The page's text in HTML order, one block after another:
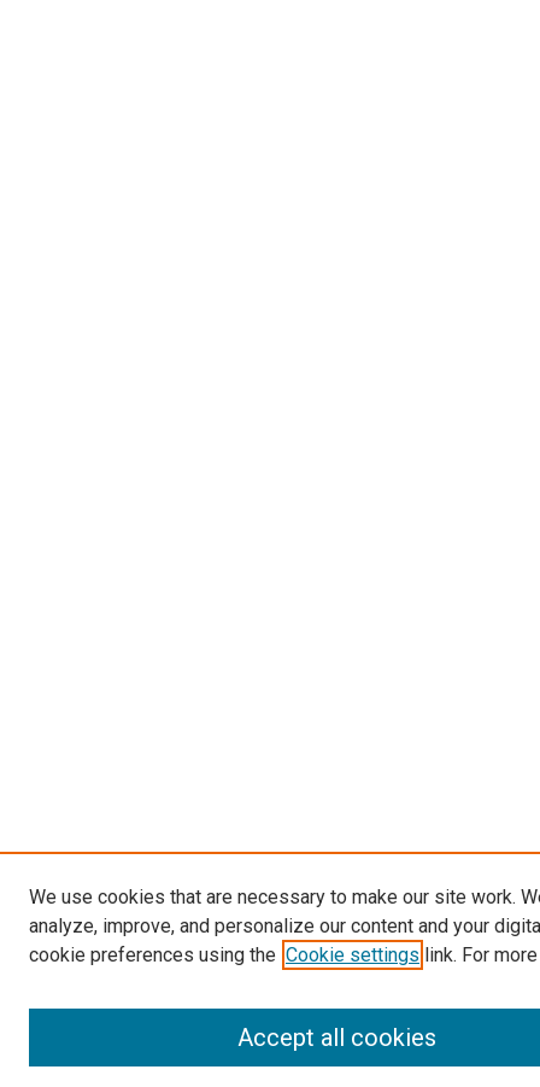
We use cookies that are necessary to make our site work.
analyze, improve, and personalize our content and your
cookie preferences using the Cookie settings link. For
Accept all cookies